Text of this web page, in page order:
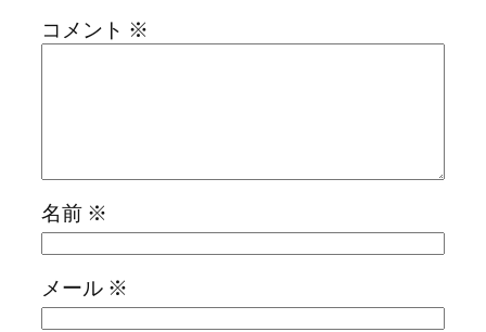
コメント ※
名前 ※
メール ※